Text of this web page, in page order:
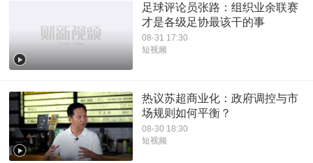
足球评论员张路：组织业余联赛
才是各级足协最该干的事
08-31 17:30
短视频
热议苏超商业化：政府调控与市
场规则如何平衡？
08-30 18:30
短视频